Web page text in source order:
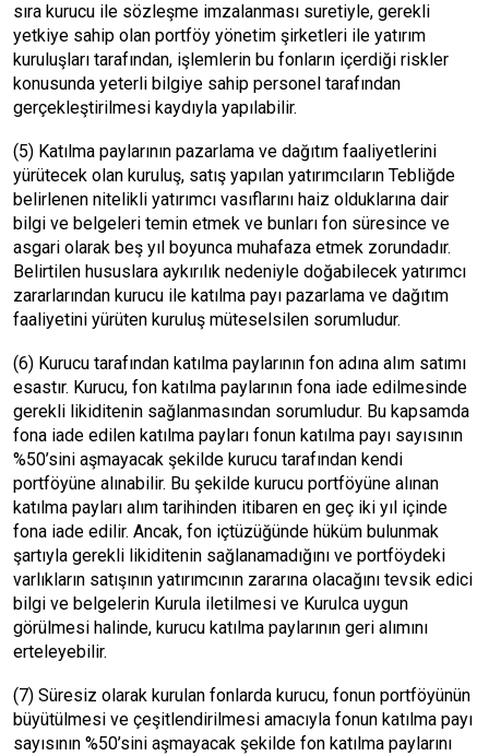
sıra kurucu ile sözleşme imzalanması suretiyle, gerekli
yetkiye sahip olan portföy yönetim şirketleri ile yatırım
kuruluşları tarafından, işlemlerin bu fonların içerdiği riskler
konusunda yeterli bilgiye sahip personel tarafından
gerçekleştirilmesi kaydıyla yapılabilir.
(5) Katılma paylarının pazarlama ve dağıtım faaliyetlerini
yürütecek olan kuruluş, satış yapılan yatırımcıların Tebliğde
belirlenen nitelikli yatırımcı vasıflarını haiz olduklarına dair
bilgi ve belgeleri temin etmek ve bunları fon süresince ve
asgari olarak beş yıl boyunca muhafaza etmek zorundadır.
Belirtilen hususlara aykırılık nedeniyle doğabilecek yatırımcı
zararlarından kurucu ile katılma payı pazarlama ve dağıtım
faaliyetini yürüten kuruluş müteselsilen sorumludur.
(6) Kurucu tarafından katılma paylarının fon adına alım satımı
esastır. Kurucu, fon katılma paylarının fona iade edilmesinde
gerekli likiditenin sağlanmasından sorumludur. Bu kapsamda
fona iade edilen katılma payları fonun katılma payı sayısının
%50’sini aşmayacak şekilde kurucu tarafından kendi
portföyüne alınabilir. Bu şekilde kurucu portföyüne alınan
katılma payları alım tarihinden itibaren en geç iki yıl içinde
fona iade edilir. Ancak, fon içtüzüğünde hüküm bulunmak
şartıyla gerekli likiditenin sağlanamadığını ve portföydeki
varlıkların satışının yatırımcının zararına olacağını tevsik edici
bilgi ve belgelerin Kurula iletilmesi ve Kurulca uygun
görülmesi halinde, kurucu katılma paylarının geri alımını
erteleyebilir.
(7) Süresiz olarak kurulan fonlarda kurucu, fonun portföyünün
büyütülmesi ve çeşitlendirilmesi amacıyla fonun katılma payı
sayısının %50’sini aşmayacak şekilde fon katılma paylarını